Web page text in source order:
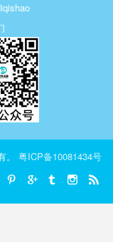
。 粤ICP备10081434号